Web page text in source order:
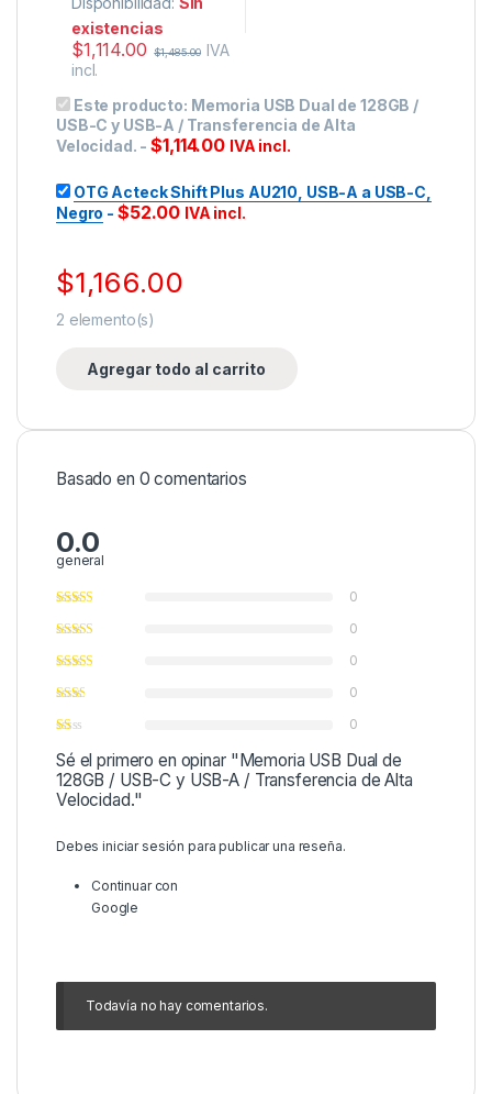
existencias
$1,114.00 $1,485.00 IVA
incl.
Este producto: Memoria USB Dual de 128GB /
USB-C y USB-A / Transferencia de Alta
Velocidad. -$1,114.00 IVA incl.
OTG Acteck Shift Plus AU210, USB-A a USB-C,
Negro - $52.00 IVA incl.
$1,166.00
2 elemento(s)
Agregar todo al carrito
Basado en 0 comentarios
0.0
general
0
0
0
0
0
Sé el primero en opinar "Memoria USB Dual de
128GB / USB-C y USB-A / Transferencia de Alta
Velocidad."
Debesiniciar sesión para publicar una reseña.
Continuar con
Google
Todavía no hay comentarios.